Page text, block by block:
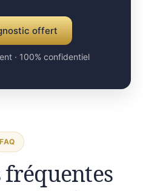
offert
· 100% confidentiel
FAQ
fréquentes